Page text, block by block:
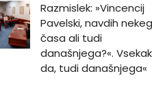
Razmislek: »Vincencij
Pavelski, navdih
časa ali tudi
današnjega?«.
da, tudi današnjega«